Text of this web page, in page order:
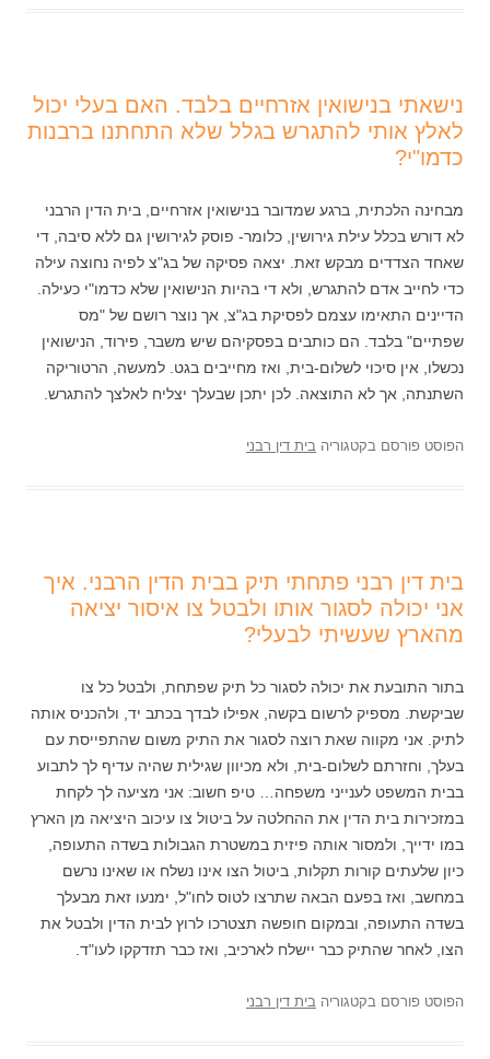
נישאתי בנישואין אזרחיים בלבד. האם בעלי יכול
לאלץ אותי להתגרש בגלל שלא התחתנו ברבנות
כדמו"י?
מבחינה הלכתית, ברגע שמדובר בנישואין אזרחיים, בית הדין הרבני
לא דורש בכלל עילת גירושין, כלומר- פוסק לגירושין גם ללא סיבה, די
שאחד הצדדים מבקש זאת. יצאה פסיקה של בג"צ לפיה נחוצה עילה
כדי לחייב אדם להתגרש, ולא די בהיות הנישואין שלא כדמו"י כעילה.
הדיינים התאימו עצמם לפסיקת בג"צ, אך נוצר רושם של "מס
שפתיים" בלבד. הם כותבים בפסקיהם שיש משבר, פירוד, הנישואין
נכשלו, אין סיכוי לשלום-בית, ואז מחייבים בגט. למעשה, הרטוריקה
השתנתה, אך לא התוצאה. לכן יתכן שבעלך יצליח לאלצך להתגרש.
הפוסט פורסם בקטגוריה בית דין רבני
בית דין רבני פתחתי תיק בבית הדין הרבני. איך
אני יכולה לסגור אותו ולבטל צו איסור יציאה
מהארץ שעשיתי לבעלי?
בתור התובעת את יכולה לסגור כל תיק שפתחת, ולבטל כל צו
שביקשת. מספיק לרשום בקשה, אפילו לבדך בכתב יד, ולהכניס אותה
לתיק. אני מקווה שאת רוצה לסגור את התיק משום שהתפייסת עם
בעלך, וחזרתם לשלום-בית, ולא מכיוון שגילית שהיה עדיף לך לתבוע
בבית המשפט לענייני משפחה… טיפ חשוב: אני מציעה לך לקחת
במזכירות בית הדין את ההחלטה על ביטול צו עיכוב היציאה מן הארץ
במו ידייך, ולמסור אותה פיזית במשטרת הגבולות בשדה התעופה,
כיון שלעתים קורות תקלות, ביטול הצו אינו נשלח או שאינו נרשם
במחשב, ואז בפעם הבאה שתרצו לטוס לחו"ל, ימנעו זאת מבעלך
בשדה התעופה, ובמקום חופשה תצטרכו לרוץ לבית הדין ולבטל את
הצו, לאחר שהתיק כבר יישלח לארכיב, ואז כבר תזדקקו לעו"ד.
הפוסט פורסם בקטגוריה בית דין רבני